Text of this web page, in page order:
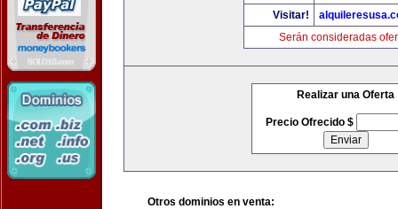
Visitar!
Serán consideradas
Realizar una Oferta
Precio Ofrecido $
Otros dominios en venta: